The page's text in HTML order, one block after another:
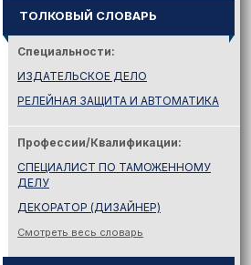
ТОЛКОВЫЙ СЛОВАРЬ
Специальности:
ИЗДАТЕЛЬСКОЕ ДЕЛО
РЕЛЕЙНАЯ ЗАЩИТА И АВТОМАТИКА
Профессии/Квалификации:
СПЕЦИАЛИСТ ПО ТАМОЖЕННОМУ
ДЕЛУ
ДЕКОРАТОР (ДИЗАЙНЕР)
Смотреть весь словарь